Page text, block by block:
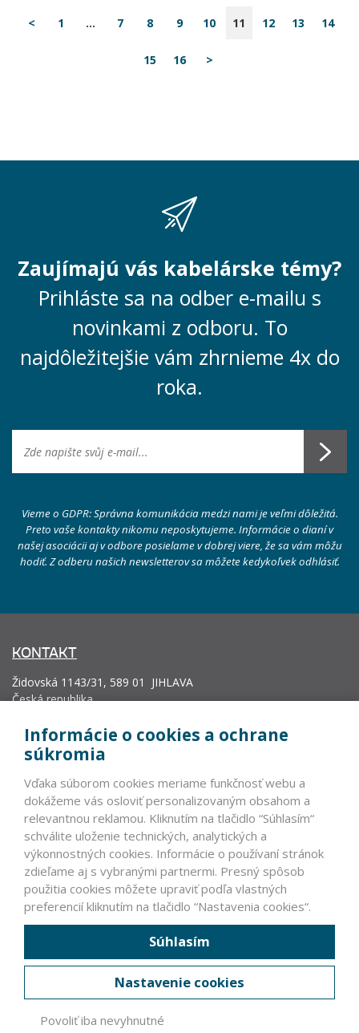
< 1 ... 7 8 9 10 11 12 13 14
15 16 >
Zaujímajú vás kabelárske témy?
Prihláste sa na odber e-mailu s
novinkami z odboru. To
najdôležitejšie vám zhrnieme 4x do
roka.
Vieme o GDPR: Správna komunikácia medzi nami je veľmi dôležitá.
Preto vaše kontakty nikomu neposkytujeme. Informácie o dianí v
našej asociácii aj v odbore posielame v dobrej viere, že sa vám môžu
hodiť. Z odberu našich newsletterov sa môžete kedykoľvek odhlásiť.
KONTAKT
Židovská 1143/31, 589 01 JIHLAVA
Česká republika
+420 602 271 633
Krajský soud v Brně, oddíl L, vložka 19552.
PARTNERI
VLÁDNE INŠTITÚCIE ČR A SR >
NEVLÁDNE INŠTITÚCIE
ZAHRANIČNÍ PARTNERI
ČLENOVIA ASOCIÁCIE
Informácie o cookies a ochrane
súkromia
Vďaka súborom cookies meriame funkčnosť webu a
dokážeme vás osloviť personalizovaným obsahom a
relevantnou reklamou. Kliknutím na tlačidlo “Súhlasím“
schválite uloženie technických, analytických a
výkonnostných cookies. Informácie o používaní stránok
zdieľame aj s vybranými partnermi. Presný spôsob
použitia cookies môžete upraviť podľa vlastných
preferencií kliknutím na tlačidlo “Nastavenia cookies“.
Súhlasím
Nastavenie cookies
Povoliť iba nevyhnutné